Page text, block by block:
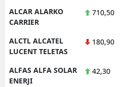
ALCAR ALARKO
CARRIER
710,50
ALCTL ALCATEL
LUCENT TELETAS
180,90
ALFAS ALFA SOLAR
ENERJI
42,30